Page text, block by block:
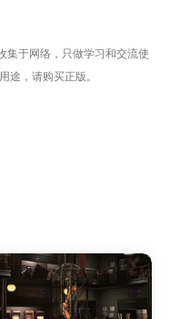
于网络，只做学习和交流使
途，请购买正版。